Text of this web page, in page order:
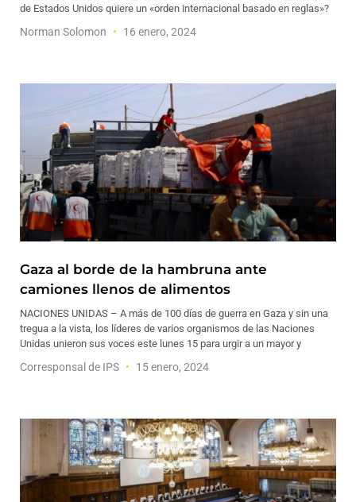
de Estados Unidos quiere un «orden internacional basado en reglas»?
Norman Solomon 16 enero, 2024
Gaza al borde de la hambruna ante
camiones llenos de alimentos
NACIONES UNIDAS – A más de 100 días de guerra en Gaza y sin una
tregua a la vista, los líderes de varios organismos de las Naciones
Unidas unieron sus voces este lunes 15 para urgir a un mayor y
Corresponsal de IPS 15 enero, 2024